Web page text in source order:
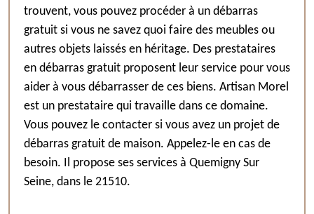
trouvent, vous pouvez procéder à un débarras
gratuit si vous ne savez quoi faire des meubles ou
autres objets laissés en héritage. Des prestataires
en débarras gratuit proposent leur service pour vous
aider à vous débarrasser de ces biens. Artisan Morel
est un prestataire qui travaille dans ce domaine.
Vous pouvez le contacter si vous avez un projet de
débarras gratuit de maison. Appelez-le en cas de
besoin. Il propose ses services à Quemigny Sur
Seine, dans le 21510.